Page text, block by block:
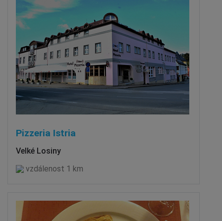
Pizzeria Istria
Velké Losiny
vzdálenost 1 km